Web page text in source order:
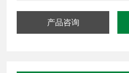
产品咨询